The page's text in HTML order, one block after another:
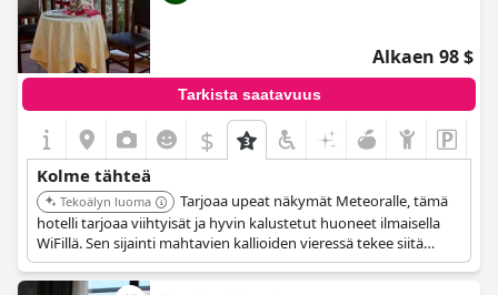
Alkaen 98 $
Tarkista saatavuus
$
Kolme tähteä
Tekoälyn luoma
Tarjoaa upeat näkymät Meteoralle, tämä
hotelli tarjoaa viihtyisät ja hyvin kalustetut huoneet ilmaisella
WiFillä. Sen sijainti mahtavien kallioiden vieressä tekee siitä
ihanteellisen luostareiden tutkimiseen. Sitä kutsutaan myös
"Meteora-parvekkeeksi", tarjoten panoraamanäkymiä.